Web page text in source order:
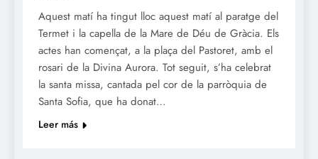
Aquest matí ha tingut lloc aquest matí al paratge del
Termet i la capella de la Mare de Déu de Gràcia. Els
actes han començat, a la plaça del Pastoret, amb el
rosari de la Divina Aurora. Tot seguit, s’ha celebrat
la santa missa, cantada pel cor de la parròquia de
Santa Sofia, que ha donat…
Leer más